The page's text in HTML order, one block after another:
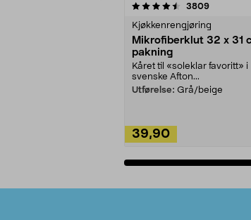
3809
Kjøkkenrengjøring
Mikrofiberklut 32 x 31
pakning
Kåret til «soleklar favoritt» i
svenske Afton...
Utførelse: Grå/beige
39,90
4.5av 5 stjerner